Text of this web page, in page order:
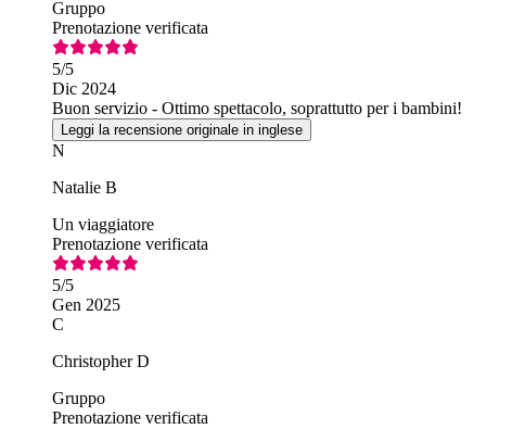
Gruppo
Prenotazione verificata
5/5
Dic 2024
Buon servizio - Ottimo spettacolo, soprattutto per i bambini!
Leggi la recensione originale in inglese
N
Natalie B
Un viaggiatore
Prenotazione verificata
5/5
Gen 2025
C
Christopher D
Gruppo
Prenotazione verificata